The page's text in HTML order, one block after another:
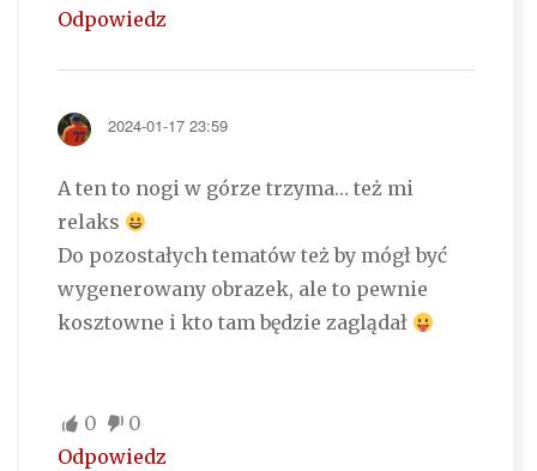
Odpowiedz
2024-01-17 23:59
A ten to nogi w górze trzyma… też mi
relaks
Do pozostałych tematów też by mógł być
wygenerowany obrazek, ale to pewnie
kosztowne i kto tam będzie zaglądał
0
0
Odpowiedz